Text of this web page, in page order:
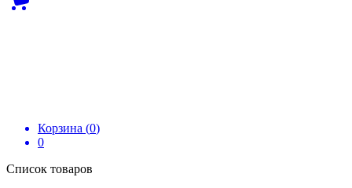
Корзина (0)
0
Список товаров